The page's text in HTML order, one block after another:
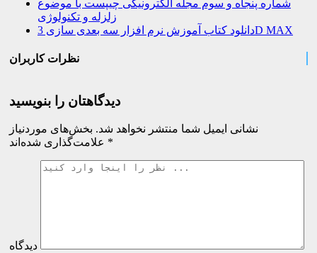
شماره پنجاه و سوم مجله الکترونیکی چیپست با موضوع
زلزله و تکنولوژی
دانلود کتاب آموزش نرم افزار سه بعدی سازی 3D MAX
نظرات کاربران
دیدگاهتان را بنویسید
نشانی ایمیل شما منتشر نخواهد شد. بخش‌های موردنیاز
*
دیدگاه